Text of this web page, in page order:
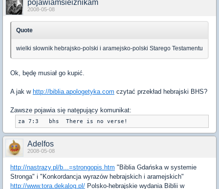
pojawiamsieiznikam
2008-05-08
Quote
wielki słownik hebrajsko-polski i aramejsko-polski Starego Testamentu
Ok, będę musiał go kupić.
A jak w http://biblia.apologetyka.com czytać przekład hebrajski BHS?
Zawsze pojawia się natępujący komunikat:
za 7:3   bhs  There is no verse!
Adelfos
2008-05-08
http://nastrazy.pl/b...=strongopis.htm "Biblia Gdańska w systemie
Stronga" i "Konkordancja wyrazów hebrajskich i aramejskich"
http://www.tora.dekalog.pl/ Polsko-hebrajskie wydania Biblii w